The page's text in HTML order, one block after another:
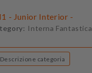
- Junior Interior -
Interna Fantastica
Descrizione categoria